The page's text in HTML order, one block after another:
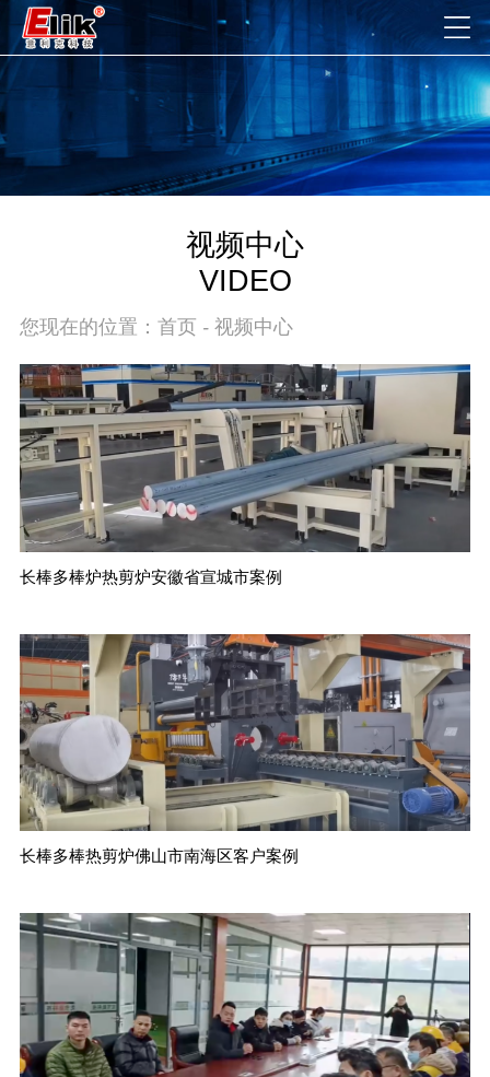
视频中心
VIDEO
您现在的位置： 首页 - 视频中心
长棒多棒炉热剪炉安徽省宣城市案例
长棒多棒热剪炉佛山市南海区客户案例